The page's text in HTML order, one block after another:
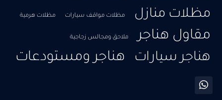
مظلات منازل مظلات مواقف سيارات مظلات هرمية
مقاول هناجر ملاحق ومجالس زجاجية
هناجر سيارات هناجر ومستودعات